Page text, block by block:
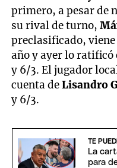
primero, a pesar de
su rival de turno,
preclasificado, viene
año y ayer lo
y 6/3. El jugador
cuenta deLisandro
y 6/3.
TE
La
para